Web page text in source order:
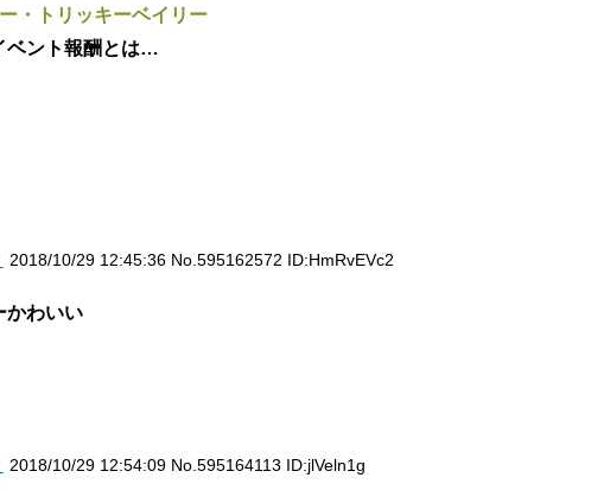
新しい人権装備ｷﾀ━━(ﾟ∀ﾟ)━━!?「改良型蓄電池群」は潜水艦の「支
果！！
・トリッキーベイリー
ベント報酬とは…
2018/10/29 12:45:36 No.595162572 ID:HmRvEVc2
かわいい
2018/10/29 12:54:09 No.595164113 ID:jlVeln1g